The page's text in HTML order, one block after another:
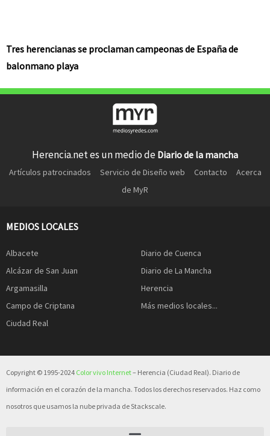
Tres herencianas se proclaman campeonas de España de
balonmano playa
Herencia.net es un medio de Diario de la mancha
Artículos patrocinados Servicio de Diseño web Contacto
Acerca
de MyR
MEDIOS LOCALES
Albacete
Alcázar de San Juan
Argamasilla
Campo de Criptana
Ciudad Real
Diario de Cuenca
Diario de La Mancha
Herencia
Más medios locales...
Copyright © 1995-2024 Color vivo Internet– Herencia (Ciudad Real). Diario de
información en el corazón de la mancha. Todos los derechos reservados. Haz como
nosotros que usamos la nube privada de Stackscale.